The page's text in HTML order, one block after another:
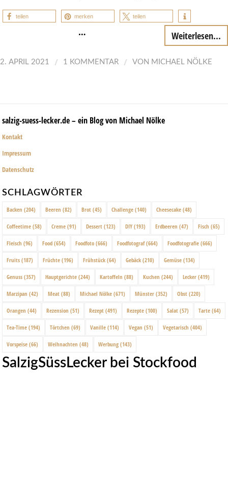
teilen merken teilen
… Weiterlesen...
2. APRIL 2021 / 1 KOMMENTAR / VON MICHAEL NÖLKE
salzig-suess-lecker.de – ein Blog von Michael Nölke
Kontakt
Impressum
Datenschutz
SCHLAGWÖRTER
Backen (204) Beeren (82) Brot (45) Challenge (140) Cheesecake (48)
Coffeetime (58) Creme (91) Dessert (123) DIY (193) Erdbeeren (47) Fisch (65)
Fleisch (96) Food (654) Foodfoto (666) Foodfotograf(664) Foodfotografie (666)
Fruits (187) Früchte (196) Frühstück (64) Gebäck (210) Gemüse (134)
Genuss (357) Hauptgerichte (244) Kartoffeln (88) Kuchen (244) Lecker (419)
Marzipan (42) Meat (88) Michael Nölke (671) Münster (352) Obst (220)
Orangen (44) Rezension (51) Rezept (491) Rezepte (100) Salat (57) Tarte (64)
Tea-Time (194) Törtchen (69) Vanille (114) Vegan (51) Vegetarisch (404)
Vorspeise (66) Weihnachten (48) Werbung (143)
SalzigSüssLecker bei Stockfood